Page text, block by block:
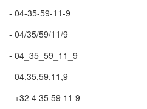
- 04-35-59-11-9
- 04/35/59/11/9
- 04_35_59_11_9
- 04,35,59,11,9
- +32 4 35 59 11 9